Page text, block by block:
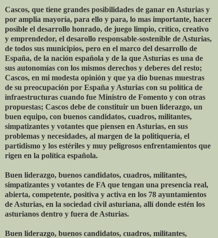
Cascos, que tiene grandes posibilidades de ganar en Asturias y
por amplia mayoría, para ello y para, lo mas importante, hacer
posible el desarrollo honrado, de juego limpio, crítico, creativo
y emprendedor, el desarollo responsable-sostenible de Asturias,
de todos sus municipios, pero en el marco del desarrollo de
España, de la nación española y de la que Asturias es una de
sus autonomías con los mismos derechos y deberes del resto;
Cascos, en mi modesta opinión y que ya dio buenas muestras
de su preocupación por España y Asturias con su política de
infraestructuras cuando fue Ministro de Fomento y con otras
propuestas; Cascos debe de constituir un buen liderazgo, un
buen equipo, con buenos candidatos, cuadros, militantes,
simpatizantes y votantes que piensen en Asturias, en sus
problemas y necesidades, al margen de la politiquería, el
partidismo y los estériles y muy peligrosos enfrentamientos que
rigen en la política española.
Buen liderazgo, buenos candidatos, cuadros, militantes,
simpatizantes y votantes de FA que tengan una presencia real,
abierta, competente, positiva y activa en los 78 ayuntamientos
de Asturias, en la sociedad civil asturiana, allí donde estén los
asturianos dentro y fuera de Asturias.
Buen liderazgo, buenos candidatos, cuadros, militantes,